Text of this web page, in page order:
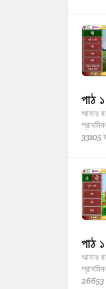
পাঠ
আমার
33105
পাঠ
আমার
26653